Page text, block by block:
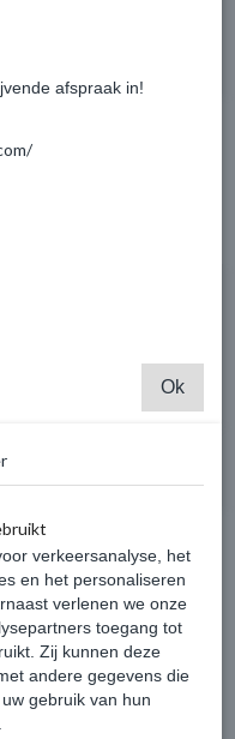
300x250 +300cm
Brummen 400x300cm
€ 2.679,00
kan!
afspraak in!
Ok
verkeersanalyse, het
en het personaliseren
verlenen we onze
toegang tot
Zij kunnen deze
andere gegevens die
gebruik van hun